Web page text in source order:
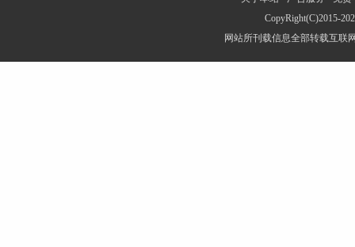
CopyRight(C)2015-
网站所刊载信息全部转载互联